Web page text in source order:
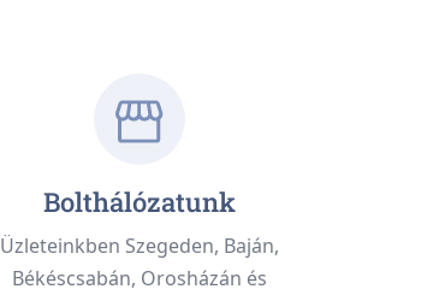
Bolthálózatunk
Üzleteinkben Szegeden, Baján,
Békéscsabán, Orosházán és